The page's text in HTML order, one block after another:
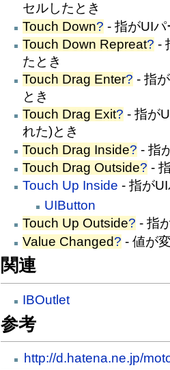
セルしたとき
Touch Down? - 指がUI
Touch Down Repreat? -
たとき
Touch Drag Enter? - 指
とき
Touch Drag Exit? - 指が
れた)とき
Touch Drag Inside? - 指
Touch Drag Outside? -
Touch Up Inside - 指が
UIButton
Touch Up Outside? - 指
Value Changed? - 値が
関連
IBOutlet
参考
http://d.hatena.ne.jp/